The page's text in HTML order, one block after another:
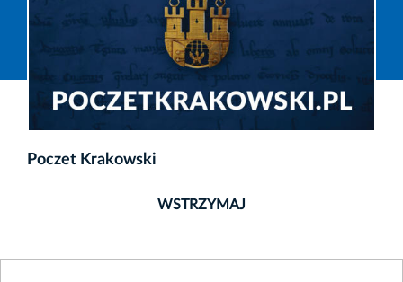
Poczet Krakowski
WSTRZYMAJ